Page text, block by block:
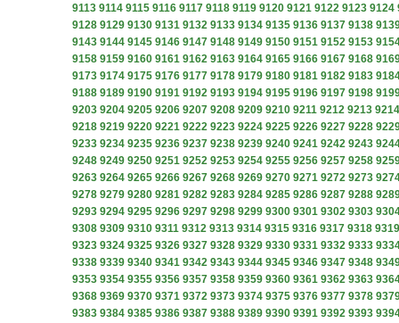
9113 9114 9115 9116 9117 9118 9119 9120 9121 9122 9123 9124
9128 9129 9130 9131 9132 9133 9134 9135 9136 9137 9138
9143 9144 9145 9146 9147 9148 9149 9150 9151 9152 9153
9158 9159 9160 9161 9162 9163 9164 9165 9166 9167 9168
9173 9174 9175 9176 9177 9178 9179 9180 9181 9182 9183
9188 9189 9190 9191 9192 9193 9194 9195 9196 9197 9198
9203 9204 9205 9206 9207 9208 9209 9210 9211 9212 9213 9214
9218 9219 9220 9221 9222 9223 9224 9225 9226 9227 9228
9233 9234 9235 9236 9237 9238 9239 9240 9241 9242 9243
9248 9249 9250 9251 9252 9253 9254 9255 9256 9257 9258
9263 9264 9265 9266 9267 9268 9269 9270 9271 9272 9273
9278 9279 9280 9281 9282 9283 9284 9285 9286 9287 9288
9293 9294 9295 9296 9297 9298 9299 9300 9301 9302 9303
9308 9309 9310 9311 9312 9313 9314 9315 9316 9317 9318 9319
9323 9324 9325 9326 9327 9328 9329 9330 9331 9332 9333
9338 9339 9340 9341 9342 9343 9344 9345 9346 9347 9348
9353 9354 9355 9356 9357 9358 9359 9360 9361 9362 9363
9368 9369 9370 9371 9372 9373 9374 9375 9376 9377 9378
9383 9384 9385 9386 9387 9388 9389 9390 9391 9392 9393